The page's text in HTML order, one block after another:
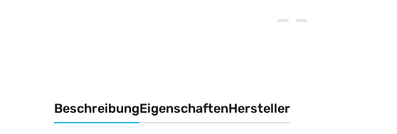
BeschreibungEigenschaftenHersteller